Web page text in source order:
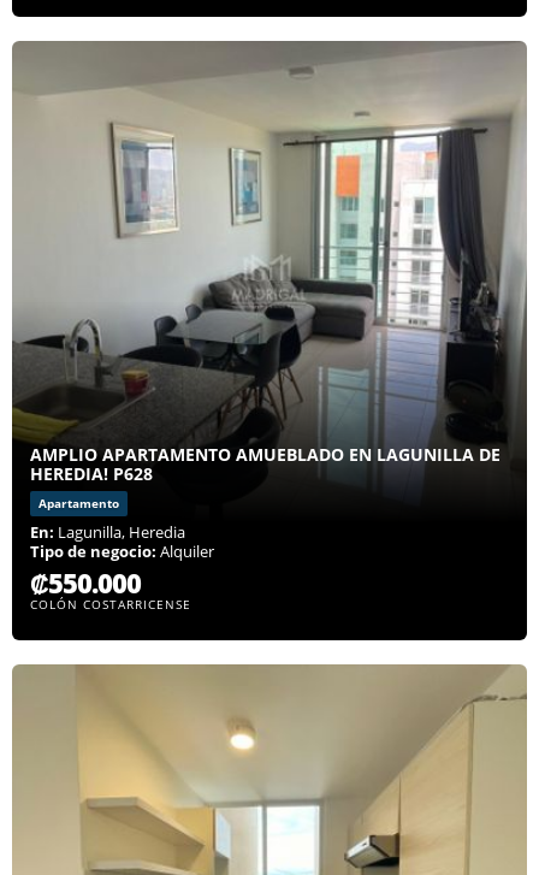
AMPLIO APARTAMENTO AMUEBLADO EN LAGUNILLA DE
HEREDIA! P628
Apartamento
En: Lagunilla, Heredia
Tipo de negocio: Alquiler
₡550.000
COLÓN COSTARRICENSE